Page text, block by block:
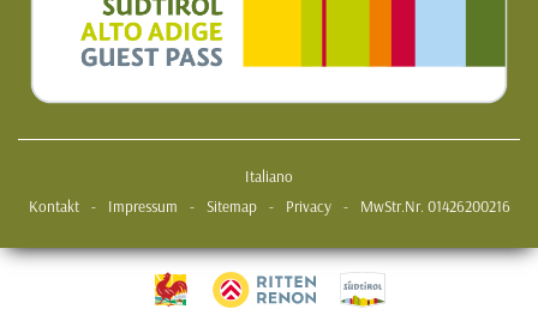
Italiano
Kontakt
- Impressum - Sitemap - Privacy - MwStr.Nr. 01426200216